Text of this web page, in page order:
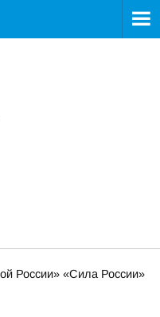
России» «Сила России»